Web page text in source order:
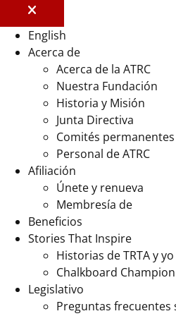
English
Acerca de
Acerca de la ATRC
Nuestra Fundación
Historia y Misión
Junta Directiva
Comités permanentes
Personal de ATRC
Afiliación
Únete y renueva
Membresía de
Beneficios
Stories That Inspire
Historias de TRTA y yo
Chalkboard
Legislativo
Preguntas frecuentes